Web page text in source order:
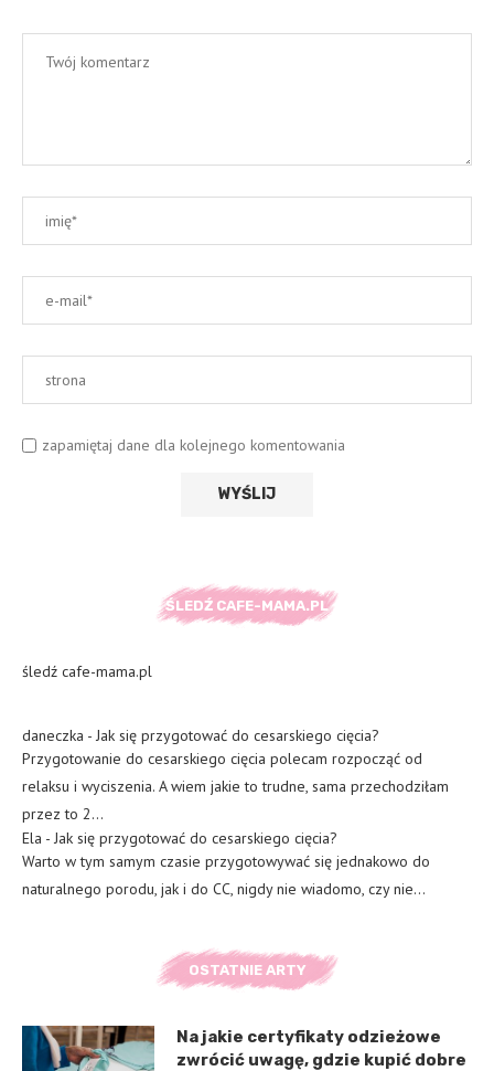
zapamiętaj dane dla kolejnego komentowania
ŚLEDŹ CAFE-MAMA.PL
śledź cafe-mama.pl
daneczka - Jak się przygotować do cesarskiego cięcia?
Przygotowanie do cesarskiego cięcia polecam rozpocząć od
relaksu i wyciszenia. A wiem jakie to trudne, sama przechodziłam
przez to 2…
Ela - Jak się przygotować do cesarskiego cięcia?
Warto w tym samym czasie przygotowywać się jednakowo do
naturalnego porodu, jak i do CC, nigdy nie wiadomo, czy nie…
OSTATNIE ARTY
Na jakie certyfikaty odzieżowe
zwrócić uwagę, gdzie kupić dobre